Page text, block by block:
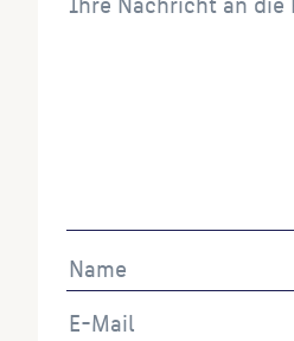
Autor*in des Beitrages,